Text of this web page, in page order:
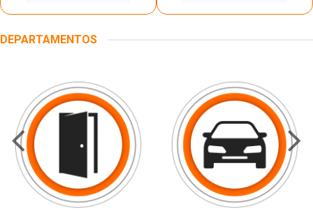
DEPARTAMENTOS